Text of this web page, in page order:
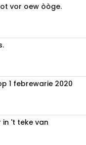
vor oew òòge.
1 febrewarie 2020
't teke van